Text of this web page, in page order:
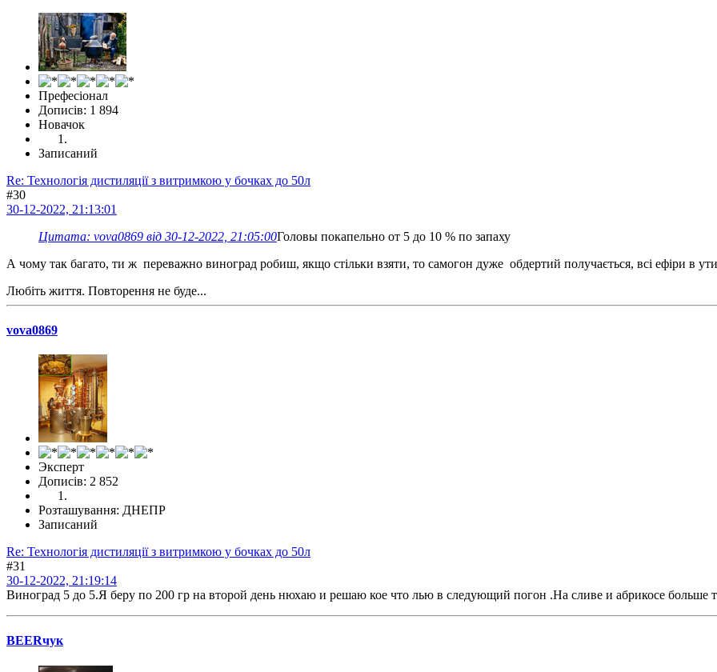
Префесіонал
Дописів: 1 894
Новачок
Записаний
Re: Технологія дистиляції з витримкою у бочках до 50л
#30
30-12-2022, 21:13:01
Цитата: vova0869 від 30-12-2022, 21:05:00Головы покапельно от 5 до 10 % по запаху
А чому так багато, ти ж переважно виноград робиш, якщо стільки взяти, то самогон дуже обдертий получається, всі ефіри в
Любіть життя. Повторення не буде...
vova0869
Эксперт
Дописів: 2 852
Розташування: ДНЕПР
Записаний
Re: Технологія дистиляції з витримкою у бочках до 50л
#31
30-12-2022, 21:19:14
Виноград 5 до 5.Я беру по 200 гр на второй день нюхаю и решаю кое что лью в следующий погон .На сливе и абрикосе больше
BEERчук